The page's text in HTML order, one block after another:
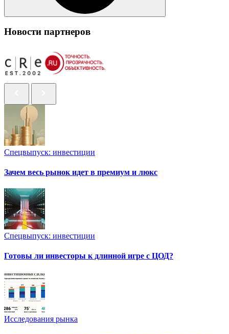
Новости партнеров
Спецвыпуск: инвестиции
Зачем весь рынок идет в премиум и люкс
Спецвыпуск: инвестиции
Готовы ли инвесторы к длинной игре с ЦОД?
Исследования рынка